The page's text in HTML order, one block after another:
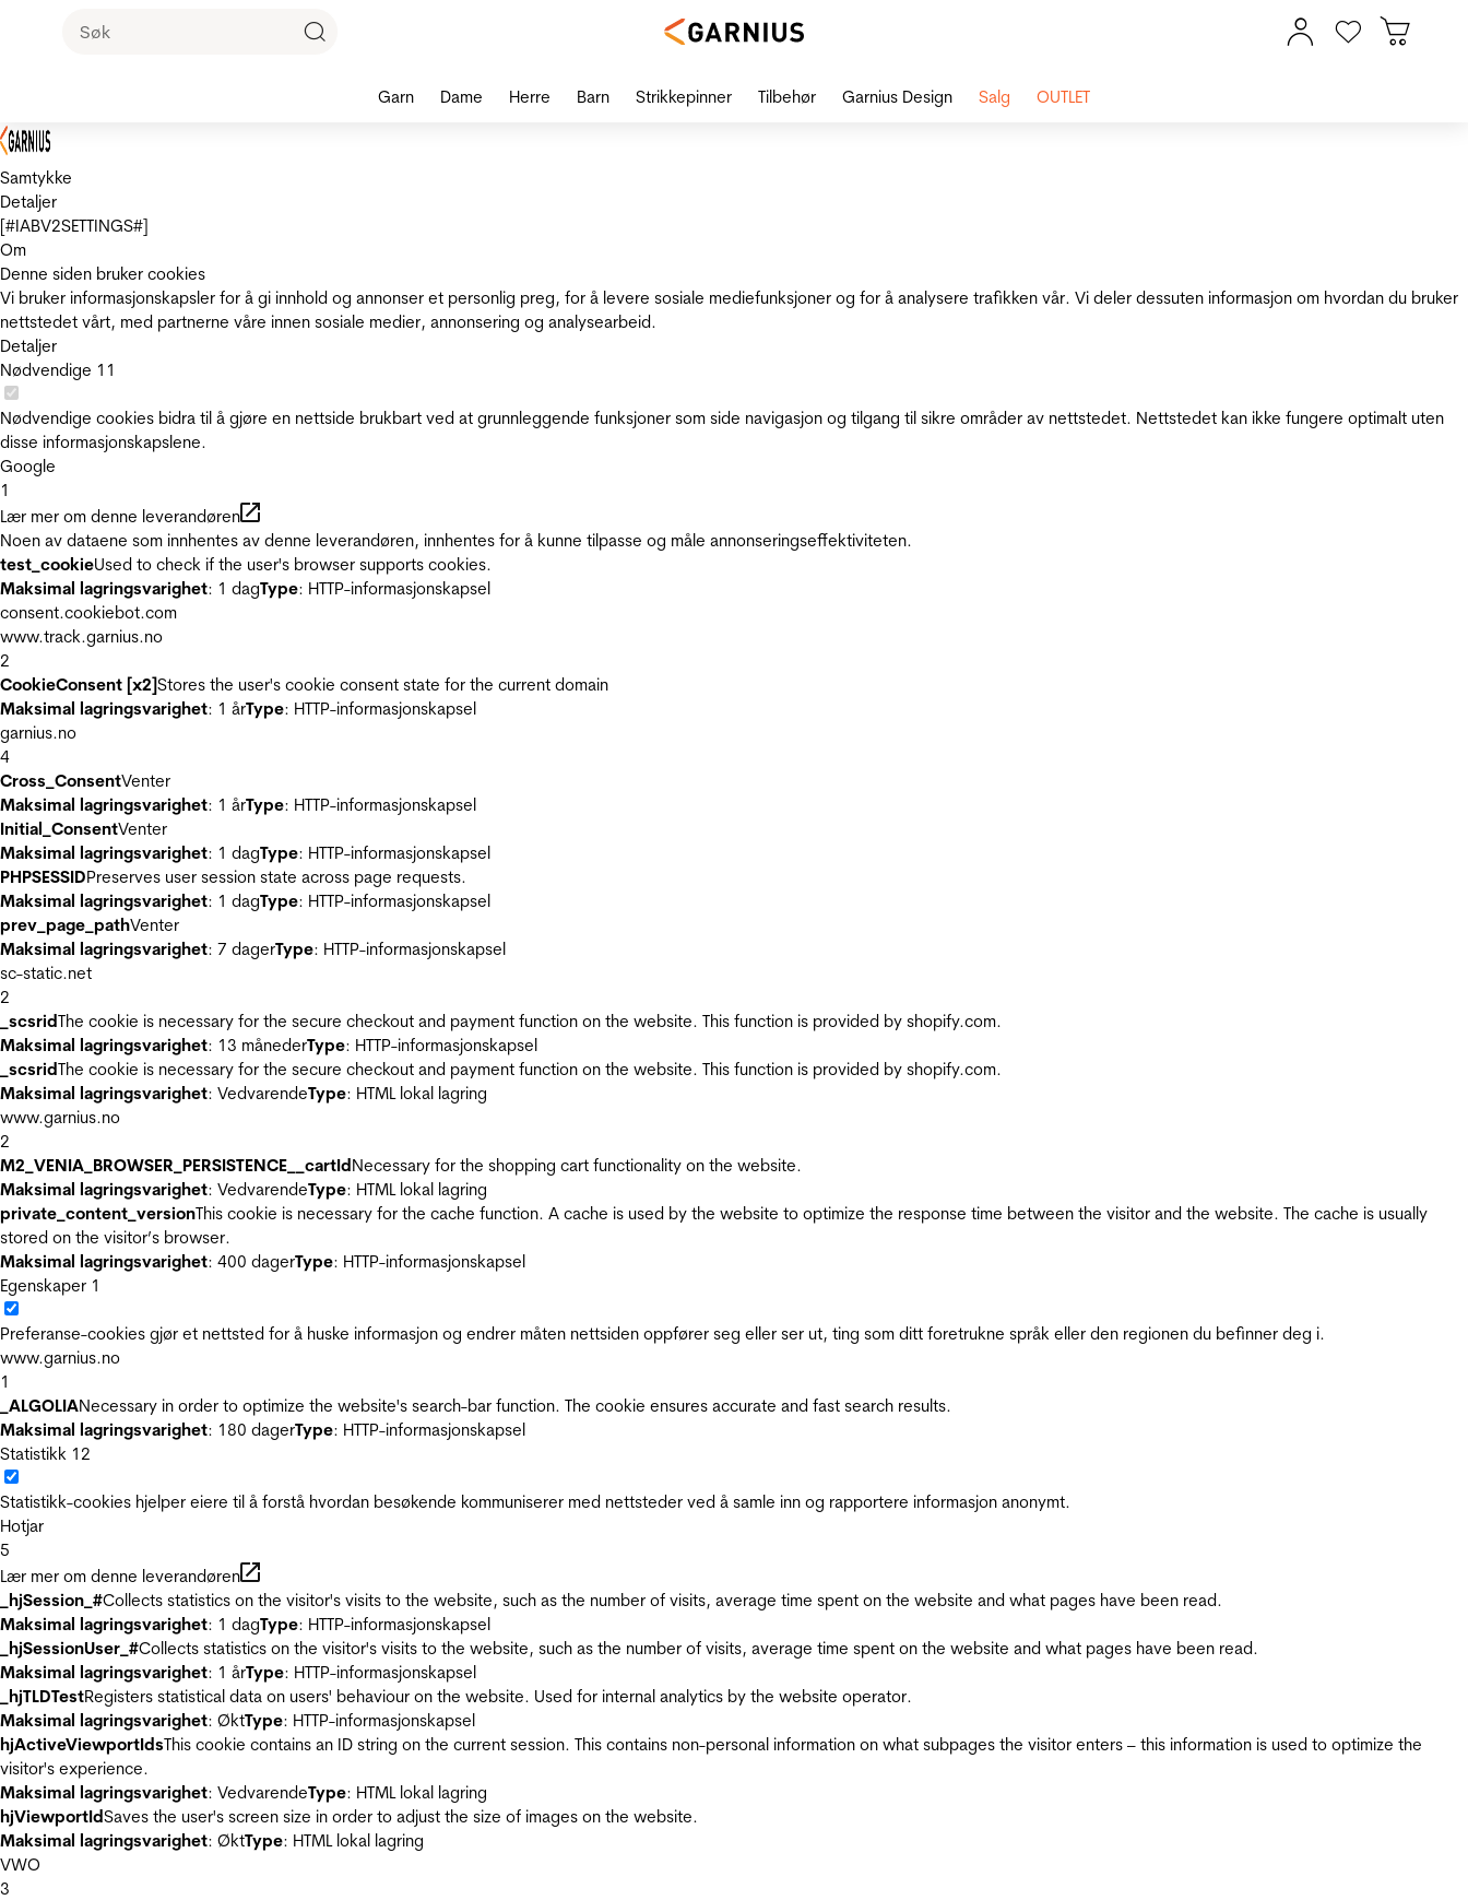
Samtykke
Detaljer
[#IABV2SETTINGS#]
Om
Denne siden bruker cookies
Vi bruker informasjonskapsler for å gi innhold og annonser et personlig preg, for å levere sosiale mediefunksjoner og for å analysere trafikken vår. Vi deler dessuten informasjon om hvordan du bruker
nettstedet vårt, med partnerne våre innen sosiale medier, annonsering og analysearbeid.
Detaljer
Nødvendige 11
Nødvendige cookies bidra til å gjøre en nettside brukbart ved at grunnleggende funksjoner som side navigasjon og tilgang til sikre områder av nettstedet. Nettstedet kan ikke fungere optimalt uten
disse informasjonskapslene.
Google
1
Lær mer om denne leverandøren
Noen av dataene som innhentes av denne leverandøren, innhentes for å kunne tilpasse og måle annonseringseffektiviteten.
test_cookieUsed to check if the user's browser supports cookies.
Maksimal lagringsvarighet: 1 dagType: HTTP-informasjonskapsel
consent.cookiebot.com
www.track.garnius.no
2
CookieConsent [x2]Stores the user's cookie consent state for the current domain
Maksimal lagringsvarighet: 1 årType: HTTP-informasjonskapsel
garnius.no
4
Cross_ConsentVenter
Maksimal lagringsvarighet: 1 årType: HTTP-informasjonskapsel
Initial_ConsentVenter
Maksimal lagringsvarighet: 1 dagType: HTTP-informasjonskapsel
PHPSESSIDPreserves user session state across page requests.
Maksimal lagringsvarighet: 1 dagType: HTTP-informasjonskapsel
prev_page_pathVenter
Maksimal lagringsvarighet: 7 dagerType: HTTP-informasjonskapsel
sc-static.net
2
_scsridThe cookie is necessary for the secure checkout and payment function on the website. This function is provided by shopify.com.
Maksimal lagringsvarighet: 13 månederType: HTTP-informasjonskapsel
_scsridThe cookie is necessary for the secure checkout and payment function on the website. This function is provided by shopify.com.
Maksimal lagringsvarighet: VedvarendeType: HTML lokal lagring
www.garnius.no
2
M2_VENIA_BROWSER_PERSISTENCE__cartIdNecessary for the shopping cart functionality on the website.
Maksimal lagringsvarighet: VedvarendeType: HTML lokal lagring
private_content_versionThis cookie is necessary for the cache function. A cache is used by the website to optimize the response time between the visitor and the website. The cache is usually
stored on the visitor’s browser.
Maksimal lagringsvarighet: 400 dagerType: HTTP-informasjonskapsel
Egenskaper 1
Preferanse-cookies gjør et nettsted for å huske informasjon og endrer måten nettsiden oppfører seg eller ser ut, ting som ditt foretrukne språk eller den regionen du befinner deg i.
www.garnius.no
1
_ALGOLIANecessary in order to optimize the website's search-bar function. The cookie ensures accurate and fast search results.
Maksimal lagringsvarighet: 180 dagerType: HTTP-informasjonskapsel
Statistikk 12
Statistikk-cookies hjelper eiere til å forstå hvordan besøkende kommuniserer med nettsteder ved å samle inn og rapportere informasjon anonymt.
Hotjar
5
Lær mer om denne leverandøren
_hjSession_#Collects statistics on the visitor's visits to the website, such as the number of visits, average time spent on the website and what pages have been read.
Maksimal lagringsvarighet: 1 dagType: HTTP-informasjonskapsel
_hjSessionUser_#Collects statistics on the visitor's visits to the website, such as the number of visits, average time spent on the website and what pages have been read.
Maksimal lagringsvarighet: 1 årType: HTTP-informasjonskapsel
_hjTLDTestRegisters statistical data on users' behaviour on the website. Used for internal analytics by the website operator.
Maksimal lagringsvarighet: ØktType: HTTP-informasjonskapsel
hjActiveViewportIdsThis cookie contains an ID string on the current session. This contains non-personal information on what subpages the visitor enters – this information is used to optimize the
visitor's experience.
Maksimal lagringsvarighet: VedvarendeType: HTML lokal lagring
hjViewportIdSaves the user's screen size in order to adjust the size of images on the website.
Maksimal lagringsvarighet: ØktType: HTML lokal lagring
VWO
3
Garn Dame Herre Barn Strikkepinner Tilbehør Garnius Design Salg OUTLET